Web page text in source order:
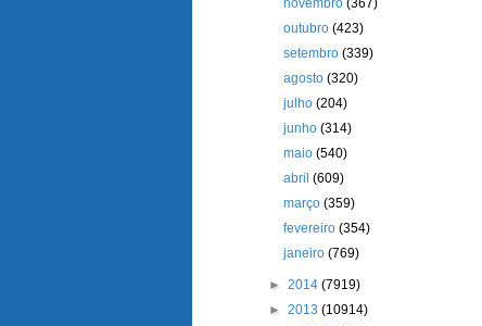
novembro(367)
outubro(423)
setembro(339)
agosto(320)
julho(204)
junho(314)
maio(540)
abril(609)
março(359)
fevereiro(354)
janeiro(769)
► 2014 (7919)
► 2013 (10914)